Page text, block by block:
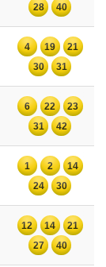
28 40
4 19
21
30
31
6 22
23
31
42
1 2
14
24
30
12 14
21
27
40